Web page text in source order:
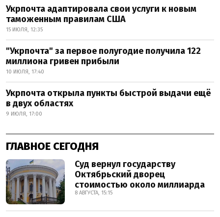
Укрпочта адаптировала свои услуги к новым
таможенным правилам США
15 ИЮЛЯ, 12:35
"Укрпочта" за первое полугодие получила 122
миллиона гривен прибыли
10 ИЮЛЯ, 17:40
Укрпочта открыла пункты быстрой выдачи ещё
в двух областях
9 ИЮЛЯ, 17:00
ГЛАВНОЕ СЕГОДНЯ
Суд вернул государству
Октябрьский дворец
стоимостью около миллиарда
8 АВГУСТА, 15:15